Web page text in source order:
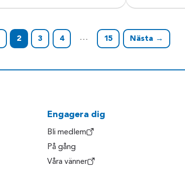
2 3 4 … 15 Nästa →
Engagera dig
Bli medlem
På gång
Våra vänner